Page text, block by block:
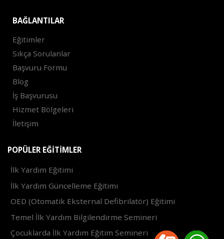
BAĞLANTILAR
Eğitimler
Sıkça Sorulanlar
Başvuru Formu
Blog
İş Başvurusu
Hizmet Bölgeleri
İletişim
POPÜLER EĞITIMLER
İlk Yardım Eğitimi
İlk Yardım Güncelleme Eğitimi
OED (Otomatik Eksternal Defibrilatör) Eğitimi
Temel İlk Yardım Bilgilendirme Semineri
Çocuklarda İlk Yardım Eğitim Semineri